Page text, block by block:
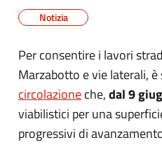
Notizia
Per consentire i lavori
Marzabotto e vie laterali,
circolazioneche,dal 9
viabilistici per una
progressivi di